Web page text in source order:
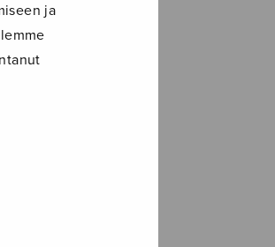
ja